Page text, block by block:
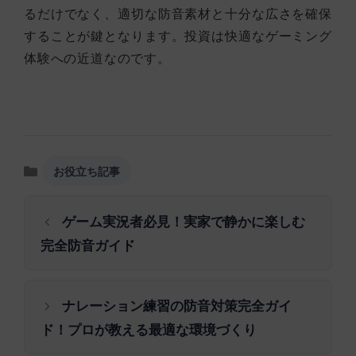
るだけでなく、適切な防音素材と十分な広さを確保
することが鍵となります。投資は快適なゲーミング
体験への近道なのです。
リ
ー
お役立ち記事
ゲーム実況者必見！実家で静かに楽しむ
完全防音ガイド
ナレーション練習の防音対策完全ガイ
ド！プロが教える最適な環境づくり